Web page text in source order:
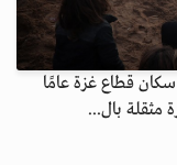
2025، لا يستقبل سكان قطاع غزة عامًا
مثقلة بال...